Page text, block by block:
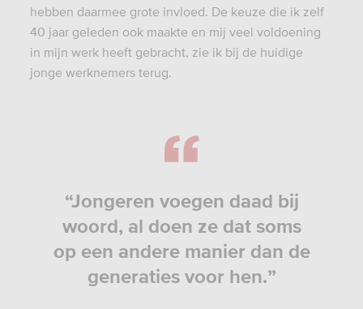
hebben daarmee grote invloed. De keuze die ik zelf
40 jaar geleden ook maakte en mij veel voldoening
in mijn werk heeft gebracht, zie ik bij de huidige
jonge werknemers terug.
“Jongeren voegen daad bij
woord, al doen ze dat soms
op een andere manier dan de
generaties voor hen.”